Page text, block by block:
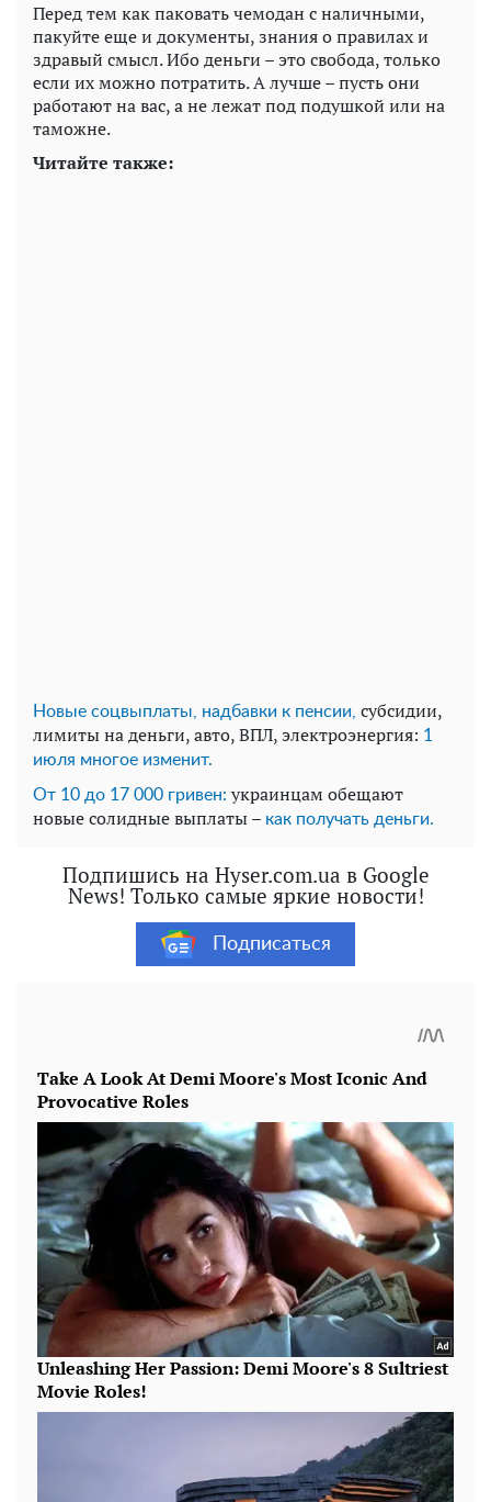
Перед тем как паковать чемодан с наличными,
пакуйте еще и документы, знания о правилах и
здравый смысл. Ибо деньги – это свобода, только
если их можно потратить. А лучше – пусть они
работают на вас, а не лежат под подушкой или на
таможне.
Читайте также:
Новые соцвыплаты, надбавки к пенсии, субсидии,
лимиты на деньги, авто, ВПЛ, электроэнергия: 1
июля многое изменит.
От 10 до 17 000 гривен: украинцам обещают
новые солидные выплаты – как получать деньги.
Подпишись на Hyser.com.ua в Google
News! Только самые яркие новости!
Подписаться